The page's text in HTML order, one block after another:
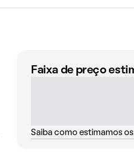
Faixa de preço
Saiba como estimamos